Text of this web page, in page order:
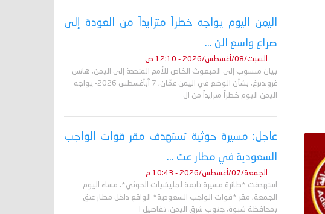
اليمن اليوم يواجه خطراً متزايداً من العودة إلى
صراع واسع الن ...
السبت/08/أغسطس/2026 - 12:10 ص
بيان منسوب إلى المبعوث الخاص للأمم المتحدة إلى اليمن، هانس
غروندبرغ، بشأن الوضع في اليمن عمّان، 7 آبأغسطس 2026- يواجه
اليمن اليوم خطراً متزايداً من ال
عاجل: مسيرة حوثية تستهدف مقر قوات الواجب
السعودية في مطار عت ...
الجمعة/07/أغسطس/2026 - 10:43 م
استهدفت *طائرة مسيرة تابعة لمليشيات الحوثي*، مساء اليوم
الجمعة، مقر *قوات الواجب السعودية* الواقع داخل مطار عتق
بمحافظة شبوة، جنوب شرق اليمن. تفاصيل ا